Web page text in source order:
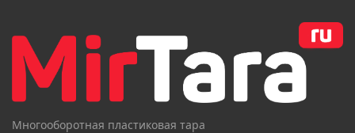
Многооборотная пластиковая тара